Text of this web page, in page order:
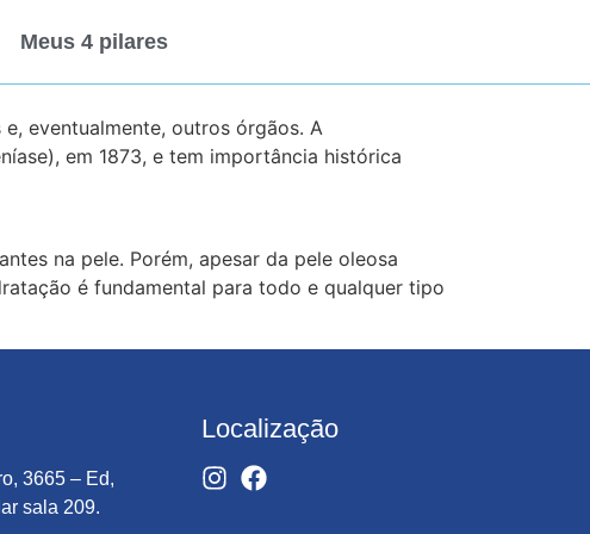
Meus 4 pilares
eventualmente, outros órgãos. A
em 1873, e tem importância histórica
na pele. Porém, apesar da pele oleosa
é fundamental para todo e qualquer tipo
3665 – Ed,
sala 209.
Localização